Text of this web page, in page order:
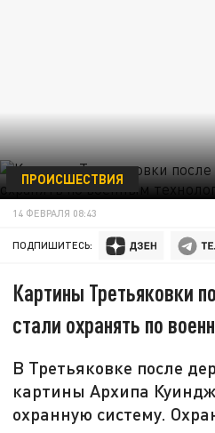
ПРОИСШЕСТВИЯ
14 ФЕВРАЛЯ 08:43
ПОДПИШИТЕСЬ:
Картины Третьяковки
стали охранять по
В Третьяковке после
картины Архипа
охранную систему.